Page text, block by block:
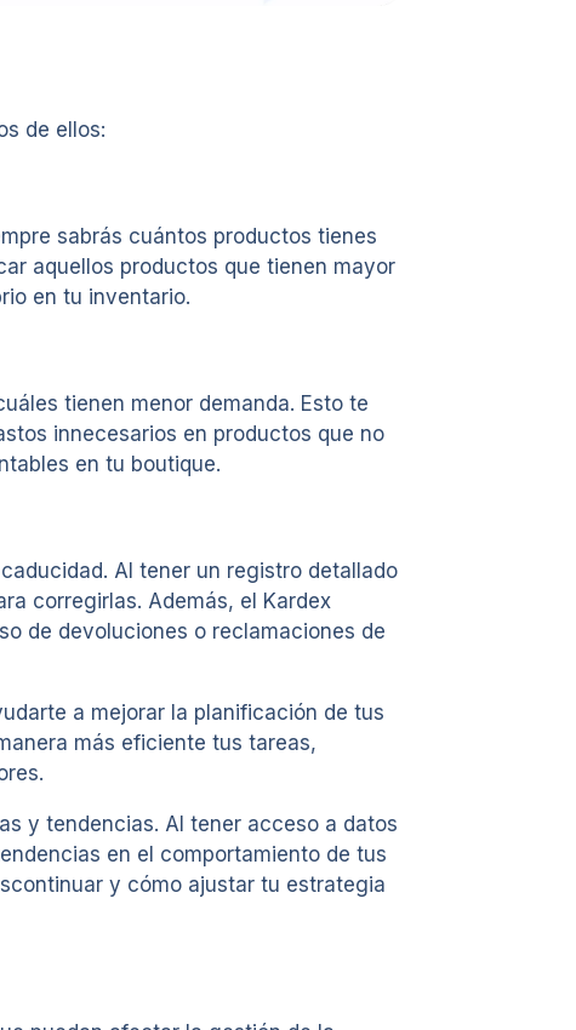
de ellos:
sabrás cuántos productos tienes
aquellos productos que tienen mayor
en tu inventario.
tienen menor demanda. Esto te
innecesarios en productos que no
en tu boutique.
Al tener un registro detallado
corregirlas. Además, el Kardex
de devoluciones o reclamaciones de
a mejorar la planificación de tus
más eficiente tus tareas,
y tendencias. Al tener acceso a datos
en el comportamiento de tus
y cómo ajustar tu estrategia